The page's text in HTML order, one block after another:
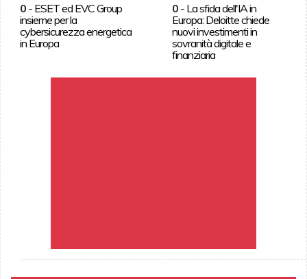
0- ESET ed EVC Group
insieme per la
cybersicurezza energetica
in Europa
0 - La sfida dell'IA in
Europa: Deloitte chiede
nuovi investimenti in
sovranità digitale e
finanziaria